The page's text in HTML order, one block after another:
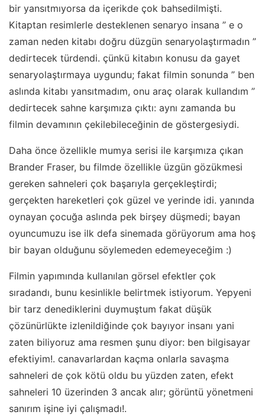
bir yansıtmıyorsa da içerikde çok bahsedilmişti.
Kitaptan resimlerle desteklenen senaryo insana ” e o
zaman neden kitabı doğru düzgün senaryolaştırmadın ”
dedirtecek türdendi. çünkü kitabın konusu da gayet
senaryolaştırmaya uygundu; fakat filmin sonunda ” ben
aslında kitabı yansıtmadım, onu araç olarak kullandım ”
dedirtecek sahne karşımıza çıktı: aynı zamanda bu
filmin devamının çekilebileceğinin de göstergesiydi.
Daha önce özellikle mumya serisi ile karşımıza çıkan
Brander Fraser, bu filmde özellikle üzgün gözükmesi
gereken sahneleri çok başarıyla gerçekleştirdi;
gerçekten hareketleri çok güzel ve yerinde idi. yanında
oynayan çocuğa aslında pek birşey düşmedi; bayan
oyuncumuzu ise ilk defa sinemada görüyorum ama hoş
bir bayan olduğunu söylemeden edemeyeceğim :)
Filmin yapımında kullanılan görsel efektler çok
sıradandı, bunu kesinlikle belirtmek istiyorum. Yepyeni
bir tarz denediklerini duymuştum fakat düşük
çözünürlükte izlenildiğinde çok bayıyor insanı yani
zaten biliyoruz ama resmen şunu diyor: ben bilgisayar
efektiyim!. canavarlardan kaçma onlarla savaşma
sahneleri de çok kötü oldu bu yüzden zaten, efekt
sahneleri 10 üzerinden 3 ancak alır; görüntü yönetmeni
sanırım işine iyi çalışmadı!.